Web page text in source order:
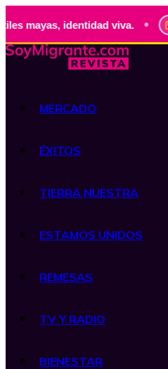
identidad viva. • Serie:
MERCADO
ÉXITOS
TIERRA NUESTRA
ESTAMOS UNIDOS
REMESAS
TV Y RADIO
BIENESTAR